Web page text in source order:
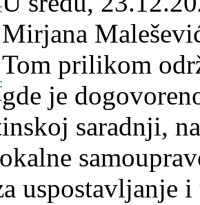
Mirjana
Tom prilikom
gde je
saradnji,
uspostavljanje